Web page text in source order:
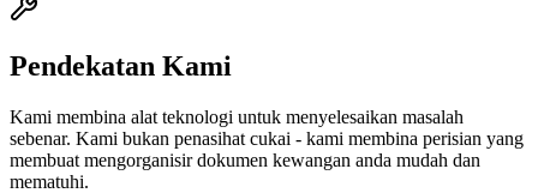
Pendekatan Kami
Kami membina alat teknologi untuk menyelesaikan masalah
sebenar. Kami bukan penasihat cukai - kami membina perisian yang
membuat mengorganisir dokumen kewangan anda mudah dan
mematuhi.